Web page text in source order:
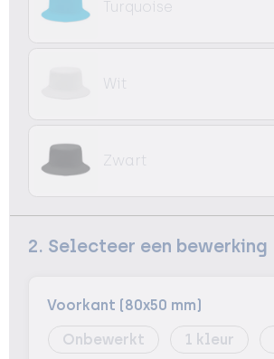
Turquoise
Wit
Zwart
2. Selecteer een bewerking
Voorkant (80x50 mm)
Onbewerkt
1